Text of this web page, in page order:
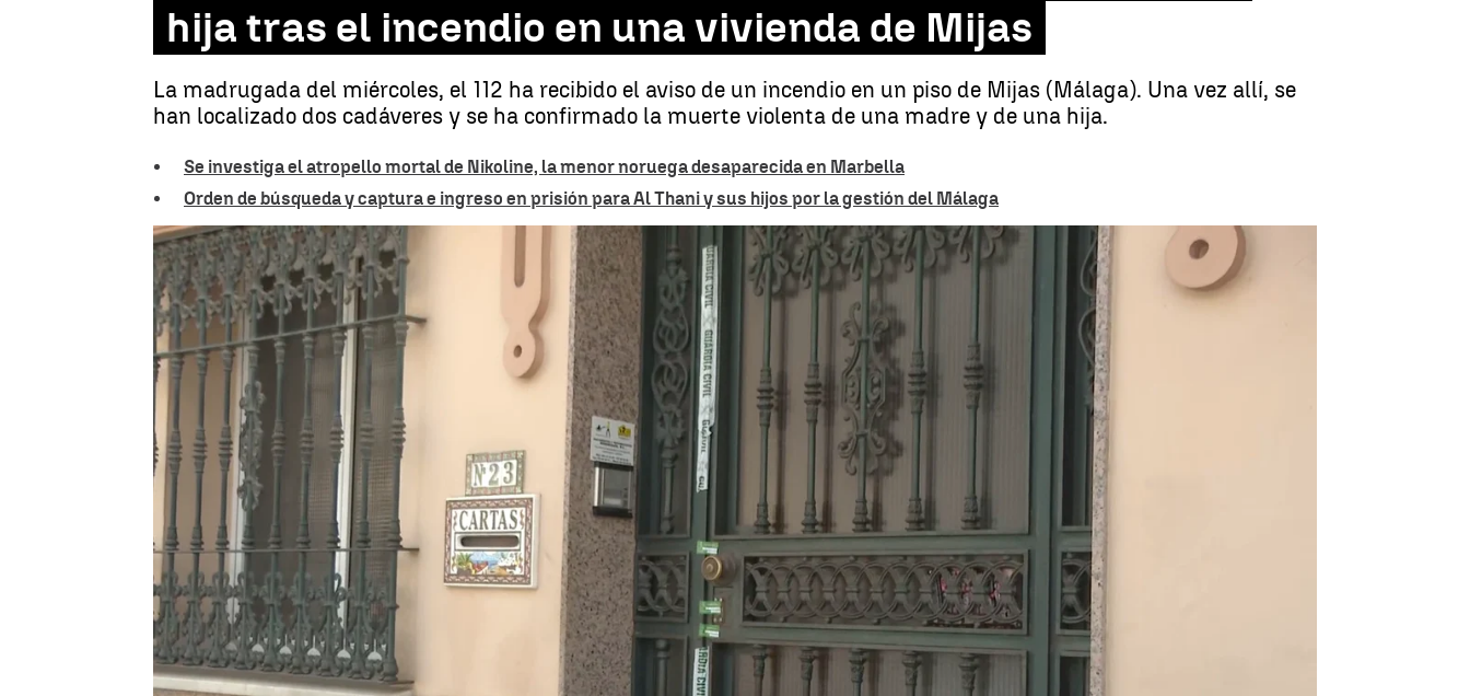
hija tras el incendio en una vivienda de Mijas
La madrugada del miércoles, el 112 ha recibido el aviso de un incendio en un piso de Mijas (Málaga). Una vez allí, se
han localizado dos cadáveres y se ha confirmado la muerte violenta de una madre y de una hija.
Se investiga el atropello mortal de Nikoline, la menor noruega desaparecida en Marbella
Orden de búsqueda y captura e ingreso en prisión para Al Thani y sus hijos por la gestión del Málaga
Investigan el asesinato a puñaladas de una madre y su hija tras el incendio en una vivienda de Mijas |Antena 3 Noticias
Anna Martín
Publicado:08 de julio de 2026, 10:04 WhatsappFacebook
X Linkedin
La Guardia Civil investiga la
muerte violenta de una mujer de 61